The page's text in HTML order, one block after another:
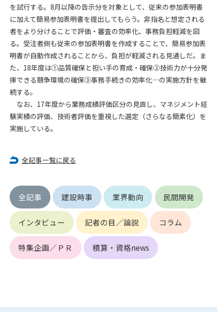
会社概要 お問い合わせ
個人情報保護方針
会員規約
を試行する。8月以降の告示分を対象として、従来の参加表明書
に加えて簡易参加表明書を提出してもらう。非指名と想定される
者をより分けることで評価・審査の効率化、事務負担軽減を図
る。受注者側も従来の参加表明書を作成することで、簡易参加表
明書が自動作成されることから、負担が軽減される見通しだ。ま
た、18年度は①品質確保と担い手の育成・確保②技術力が十分発
揮できる競争環境の確保③事務手続きの効率化―の実施方針を継
続する。
なお、17年度から業務成績評価区分の見直し、マネジメント経
験実績の評価、技術者評価を重視した選定（さらなる簡素化）を
実施している。
全記事一覧に戻る
全記事 建設時事 業界動向 民間開発
インタビュー 記者の目／論説 コラム
特集企画／ＰＲ 積算・資格news
第2条（規約の変更）
本規約は、会員の了承を得ることなく、随時変更されることが
あります。変更内容は、建設資料館WEB上に表示した時点で直
ちに全ての会員が了承したものとみなします。
第4条（会員審査および資格の取り消し）
会員とは、本規約を承諾の上、所定の会員申込手続きを完了
後、管理者がこれを承認した者をいいます。
第4条（会員の定義と登録）
1. 管理者は前条により審査の結果、会員申込みをした者が以下
の何れかの項目に該当することがわかった場合、その者の会
(2) 本規約に違反した場合/li>
(4) 会員申込者が管理者所定の手続き通りに会員申込手続き処
理を行わなかった場合
(5) その他管理者が会員とすることを不適当と判断した場合
2. 管理者は承認後であっても承認した会員が前項の何れかに該
当することが判明した場合、会員資格を取り消すことがあり
第5条（IDおよびパスワードの管理）
その他形態を問わず、第三者に利用させることはできませ